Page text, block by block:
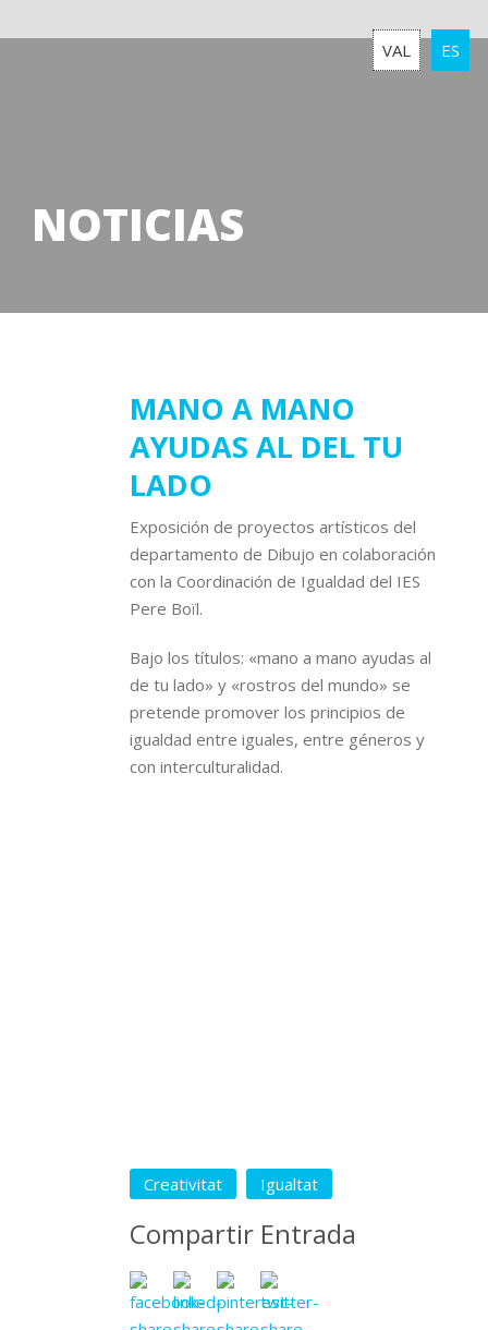
VAL ES
NOTICIAS
MANO A MANO
AYUDAS AL DEL TU
LADO
Exposición de proyectos artísticos del
departamento de Dibujo en colaboración
con la Coordinación de Igualdad del IES
Pere Boïl.
Bajo los títulos: «mano a mano ayudas al
de tu lado» y «rostros del mundo» se
pretende promover los principios de
igualdad entre iguales, entre géneros y
con interculturalidad.
Creativitat Igualtat
Compartir Entrada